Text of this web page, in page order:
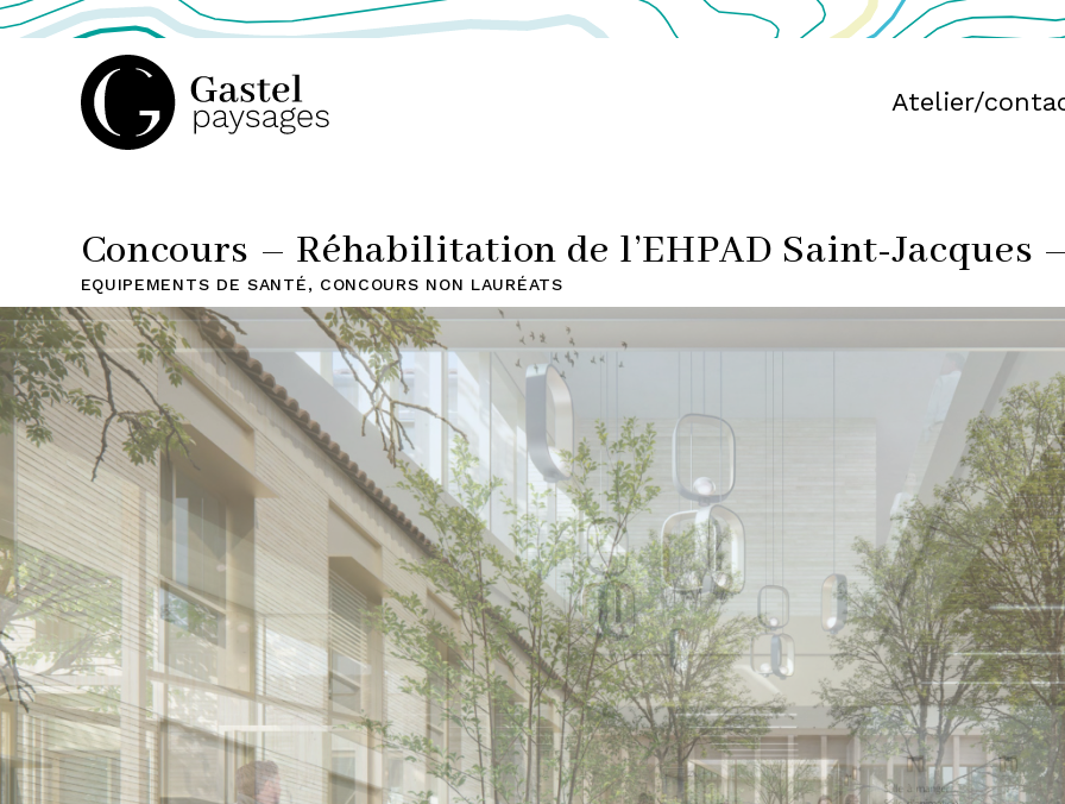
ATELIER
DE
PAYSAGE
À
BORDEAUX
—
Atelier/
Concours – Réhabilitation de l’EHPAD Saint-Jacques
EQUIPEMENTS DE SANTÉ, CONCOURS NON LAURÉATS